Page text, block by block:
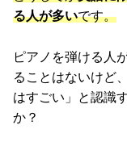
る人が多いです。
ピアノを弾ける人
ることはないけど
はすごい」と認識
か？